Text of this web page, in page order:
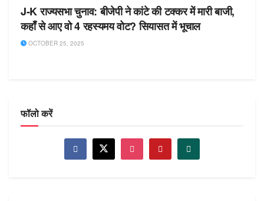
J-K राज्यसभा चुनाव: बीजेपी ने कांटे की टक्कर में मारी बाजी,
कहाँ से आए वो 4 रहस्यमय वोट? सियासत में भूचाल
OCTOBER 25, 2025
फॉलो करें